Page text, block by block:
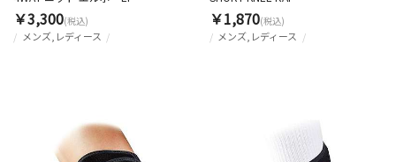
メンズ,レディース
￥3,300(税込)
メンズ,レディース
￥1,870(税込)